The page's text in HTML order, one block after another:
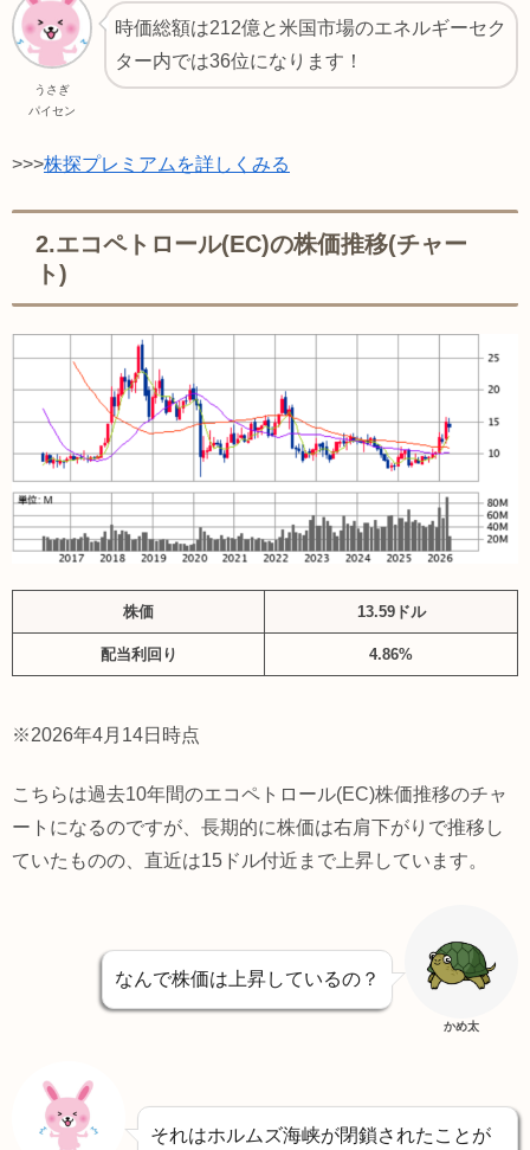
うさぎ
パイセン
時価総額は212億と米国市場のエネルギーセク
ター内では36位になります！
>>>株探プレミアムを詳しくみる
2.エコペトロール(EC)の株価推移(チャー
ト)
株価 13.59ドル
配当利回り 4.86%
※2026年4月14日時点
こちらは過去10年間のエコペトロール(EC)株価推移のチャ
ートになるのですが、長期的に株価は右肩下がりで推移し
ていたものの、直近は15ドル付近まで上昇しています。
なんで株価は上昇しているの？
かめ太
それはホルムズ海峡が閉鎖されたことが